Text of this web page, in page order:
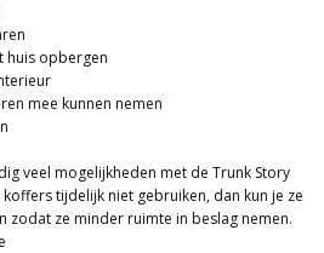
huis opbergen
mee kunnen nemen
veel mogelijkheden met de Trunk Story
tijdelijk niet gebruiken, dan kun je ze
zodat ze minder ruimte in beslag nemen.